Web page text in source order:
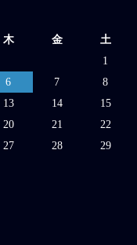
木 金 土
1
6 7
8
13 14
15
20 21
22
27 28
29